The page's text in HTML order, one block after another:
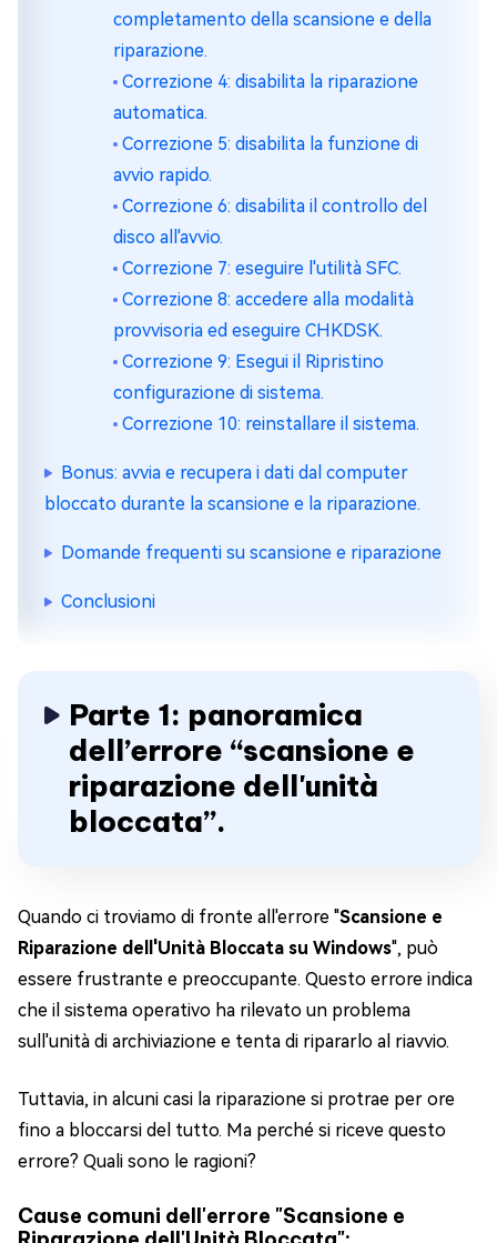
completamento della scansione e della
riparazione.
Correzione 4: disabilita la riparazione
automatica.
Correzione 5: disabilita la funzione di
avvio rapido.
Correzione 6: disabilita il controllo del
disco all'avvio.
Correzione 7: eseguire l'utilità SFC.
Correzione 8: accedere alla modalità
provvisoria ed eseguire CHKDSK.
Correzione 9: Esegui il Ripristino
configurazione di sistema.
Correzione 10: reinstallare il sistema.
Bonus: avvia e recupera i dati dal computer
bloccato durante la scansione e la riparazione.
Domande frequenti su scansione e riparazione
Conclusioni
Parte 1: panoramica
dell’errore “scansione e
riparazione dell'unità
bloccata”.
Quando ci troviamo di fronte all'errore "Scansione e
Riparazione dell'Unità Bloccata su Windows", può
essere frustrante e preoccupante. Questo errore indica
che il sistema operativo ha rilevato un problema
sull'unità di archiviazione e tenta di ripararlo al riavvio.
Tuttavia, in alcuni casi la riparazione si protrae per ore
fino a bloccarsi del tutto. Ma perché si riceve questo
errore? Quali sono le ragioni?
Cause comuni dell'errore "Scansione e